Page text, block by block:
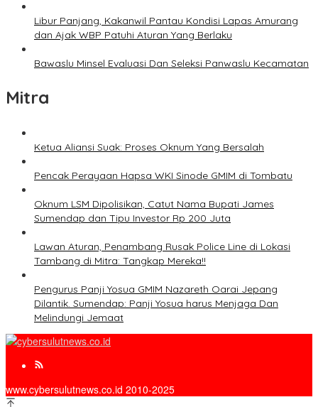
Libur Panjang, Kakanwil Pantau Kondisi Lapas Amurang
dan Ajak WBP Patuhi Aturan Yang Berlaku
Bawaslu Minsel Evaluasi Dan Seleksi Panwaslu Kecamatan
Mitra
Ketua Aliansi Suak: Proses Oknum Yang Bersalah
Pencak Perayaan Hapsa WKI Sinode GMIM di Tombatu
Oknum LSM Dipolisikan, Catut Nama Bupati James
Sumendap dan Tipu Investor Rp 200 Juta
Lawan Aturan, Penambang Rusak Police Line di Lokasi
Tambang di Mitra: Tangkap Mereka!!
Pengurus Panji Yosua GMIM Nazareth Oarai Jepang
Dilantik. Sumendap: Panji Yosua harus Menjaga Dan
Melindungi Jemaat
www.cybersulutnews.co.id 2010-2025